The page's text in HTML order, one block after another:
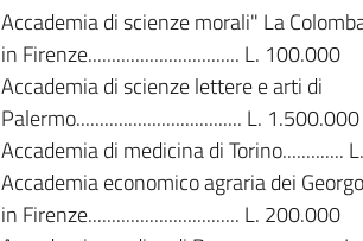
Accademia di scienze morali" La
in Firenze................................ L. 100.000
Accademia di scienze lettere e arti di
Palermo................................... L. 1.500.000
Accademia di medicina di Torino.............
Accademia economico agraria dei
in Firenze................................ L. 200.000